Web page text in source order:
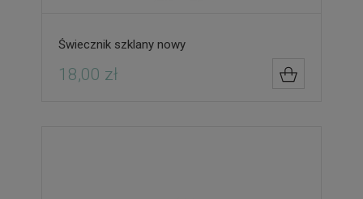
Świecznik szklany nowy
18,00 zł